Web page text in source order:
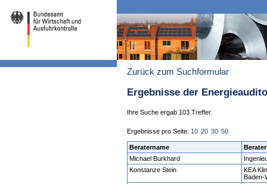
Zurück zum Suchformular
Ergebnisse der
Ihre Suche ergab 103 Treffer.
Ergebnisse pro Seite: 10 20 30 50
Beratername
Michael Burkhard
Konstanze Stein
KEA